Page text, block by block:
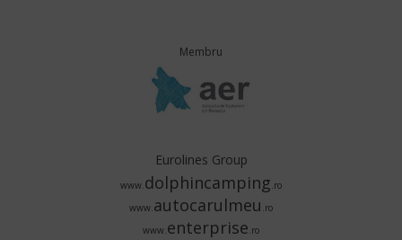
Membru
Eurolines Group
www.dolphincamping.ro
www.autocarulmeu .ro
www.enterprise.ro